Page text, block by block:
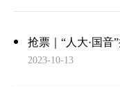
抢票｜“人大·国音
2023-10-13